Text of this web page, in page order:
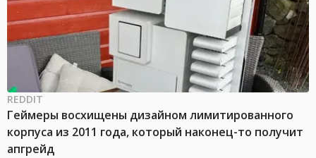
REDDIT
Геймеры восхищены дизайном лимитированного
корпуса из 2011 года, который наконец-то получит
апгрейд